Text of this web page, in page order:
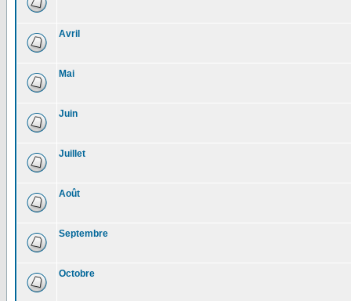
Avril
Mai
Juin
Juillet
Août
Septembre
Octobre